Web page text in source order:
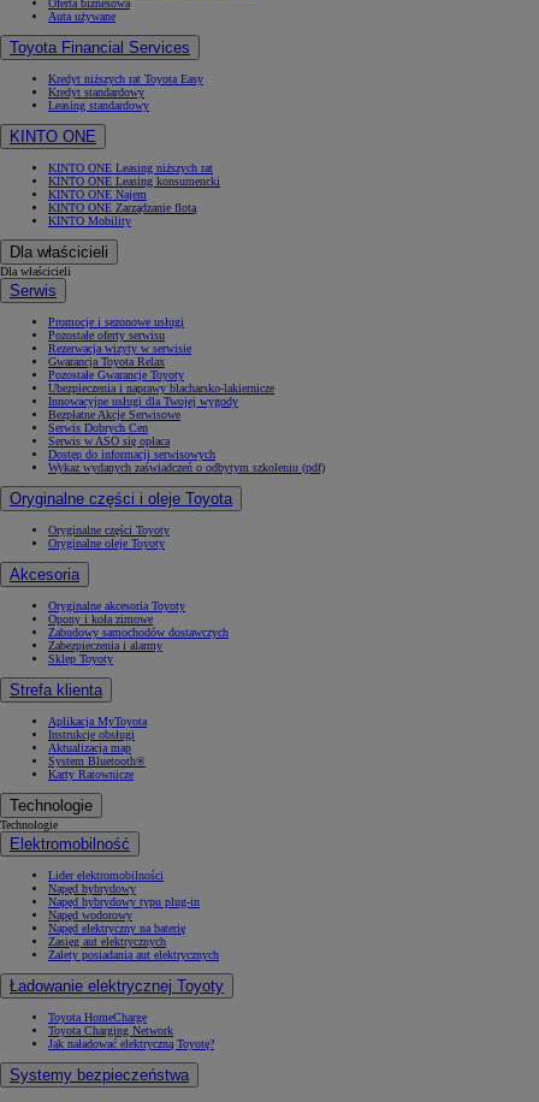
Oferta biznesowa
Auta używane
Toyota Financial Services
Kredyt niższych rat Toyota Easy
Kredyt standardowy
Leasing standardowy
KINTO ONE
KINTO ONE Leasing niższych rat
KINTO ONE Leasing konsumencki
KINTO ONE Najem
KINTO ONE Zarządzanie flotą
KINTO Mobility
Dla właścicieli
Dla właścicieli
Serwis
Promocje i sezonowe usługi
Pozostałe oferty serwisu
Rezerwacja wizyty w serwisie
Gwarancja Toyota Relax
Pozostałe Gwarancje Toyoty
Ubezpieczenia i naprawy blacharsko-lakiernicze
Innowacyjne usługi dla Twojej wygody
Bezpłatne Akcje Serwisowe
Serwis Dobrych Cen
Serwis w ASO się opłaca
Dostęp do informacji serwisowych
Wykaz wydanych zaświadczeń o odbytym szkoleniu (pdf)
Oryginalne części i oleje Toyota
Oryginalne części Toyoty
Oryginalne oleje Toyoty
Akcesoria
Oryginalne akcesoria Toyoty
Opony i koła zimowe
Zabudowy samochodów dostawczych
Zabezpieczenia i alarmy
Sklep Toyoty
Strefa klienta
Aplikacja MyToyota
Instrukcje obsługi
Aktualizacja map
System Bluetooth®
Karty Ratownicze
Technologie
Technologie
Elektromobilność
Lider elektromobilności
Napęd hybrydowy
Napęd hybrydowy typu plug-in
Napęd wodorowy
Napęd elektryczny na baterię
Zasięg aut elektrycznych
Zalety posiadania aut elektrycznych
Ładowanie elektrycznej Toyoty
Toyota HomeCharge
Toyota Charging Network
Jak naładować elektryczną Toyotę?
Systemy bezpieczeństwa